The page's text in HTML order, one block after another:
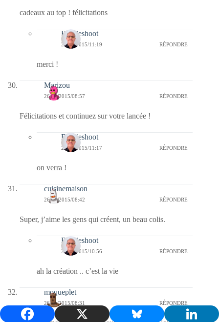
cadeaux au top ! félicitations
Bernieshoot
27/01/2015/11:19 RÉPONDRE
merci !
Marizou
26/01/2015/08:57 RÉPONDRE
Félicitations et continuez sur votre lancée !
Bernieshoot
27/01/2015/11:17 RÉPONDRE
on verra !
cuisinemaison
26/01/2015/08:42 RÉPONDRE
Super, j’aime les gens qui créent, un beau colis.
Bernieshoot
27/01/2015/10:56 RÉPONDRE
ah la création .. c’est la vie
moqueplet
26/01/2015/08:31 RÉPONDRE